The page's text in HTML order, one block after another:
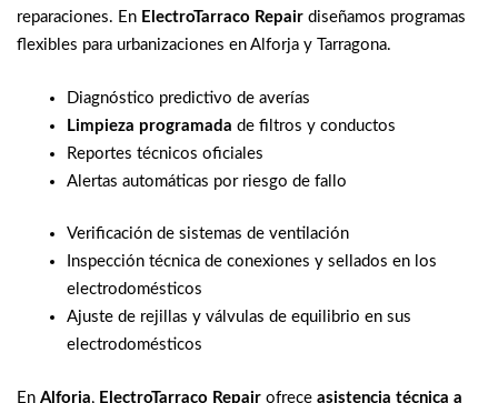
reparaciones. En ElectroTarraco Repair diseñamos programas
flexibles para urbanizaciones en Alforja y Tarragona.
Diagnóstico predictivo de averías
Limpieza programada de filtros y conductos
Reportes técnicos oficiales
Alertas automáticas por riesgo de fallo
Verificación de sistemas de ventilación
Inspección técnica de conexiones y sellados en los
electrodomésticos
Ajuste de rejillas y válvulas de equilibrio en sus
electrodomésticos
En Alforja, ElectroTarraco Repair ofrece asistencia técnica a